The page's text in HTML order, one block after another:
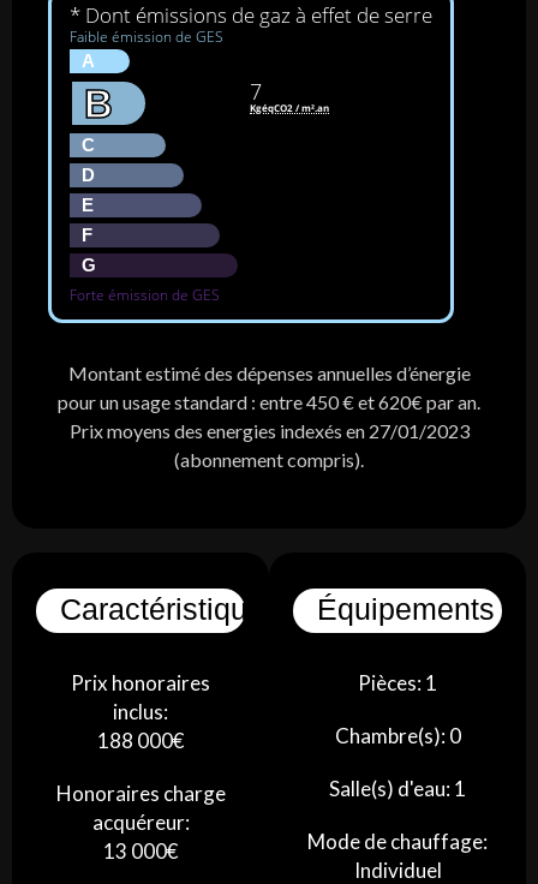
* Dont émissions de gaz à effet de serre
Faible émission de GES
A
B
C
D
E
F
G
Forte émission de GES
7
KgéqCO2 / m².an
Montant estimé des dépenses annuelles d’énergie
pour un usage standard : entre 450 € et 620€ par an.
Prix moyens des energies indexés en 27/01/2023
(abonnement compris).
Caractéristiques
Prix honoraires
inclus:
188 000€
Honoraires charge
acquéreur:
13 000€
Équipements
Pièces: 1
Chambre(s): 0
Salle(s) d'eau: 1
Mode de chauffage:
Individuel